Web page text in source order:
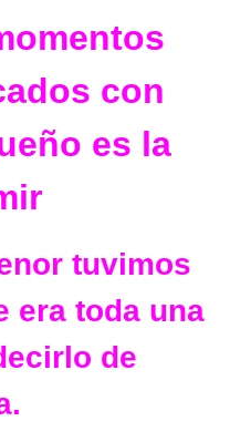
con
es la
tuvimos
era toda una
de